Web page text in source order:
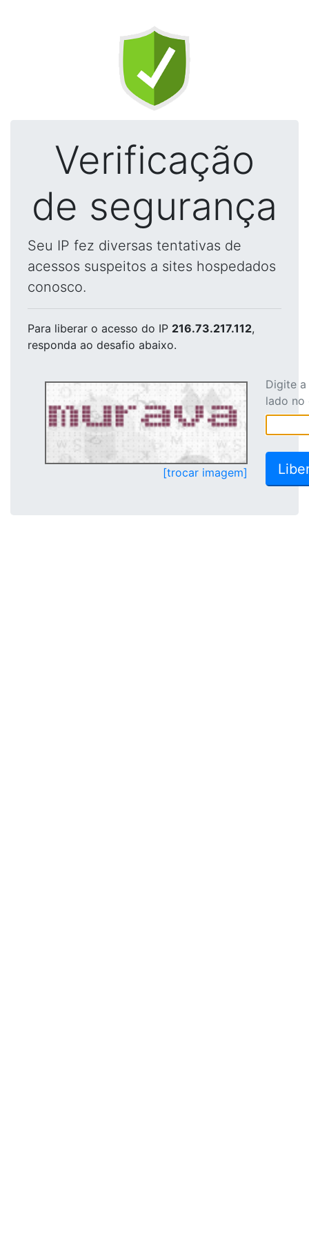
Verificação
de segurança
Seu IP fez diversas tentativas de
acessos suspeitos a sites hospedados
conosco.
Para liberar o acesso do IP 216.73.217.112,
responda ao desafio abaixo.
[trocar imagem]
Digite
lado no